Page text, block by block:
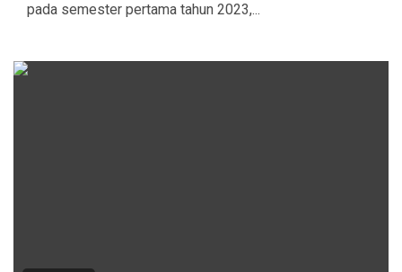
pada semester pertama tahun 2023,...